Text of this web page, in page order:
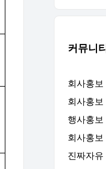
커뮤니티
회사홍보
회사홍보
행사홍보
회사홍보
진짜자유